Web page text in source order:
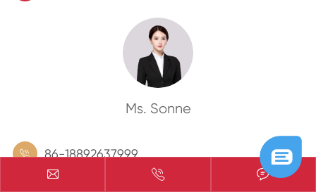
Ms. Sonne
 86-18892637999
Service@jtgroup.com.cn
  